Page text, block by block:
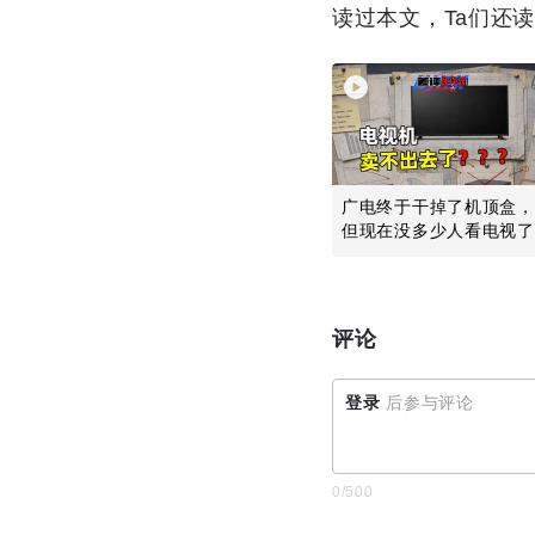
读过本文，Ta们还
广电终于干掉了机顶盒，
但现在没多少人看电视了
评论
登录 后参与评论
0/500